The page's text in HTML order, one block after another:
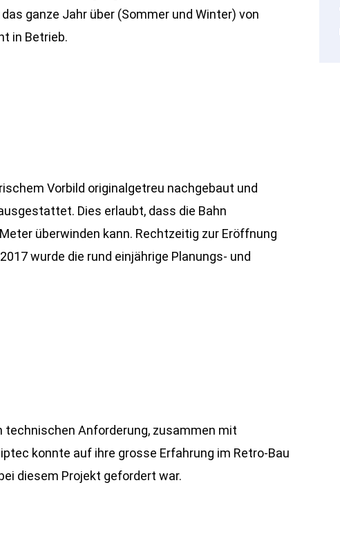
ganze Jahr über (Sommer und Winter) von
in Betrieb.
Vorbild originalgetreu nachgebaut und
Dies erlaubt, dass die Bahn
überwinden kann. Rechtzeitig zur Eröffnung
wurde die rund einjährige Planungs- und
technischen Anforderung, zusammen mit
konnte auf ihre grosse Erfahrung im Retro-Bau
diesem Projekt gefordert war.